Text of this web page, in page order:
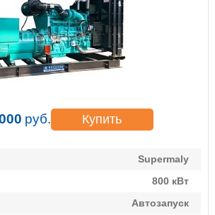
руб. Купить
Supermaly
800 кВт
Автозапуск